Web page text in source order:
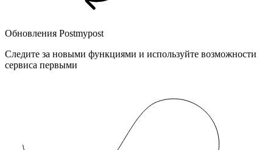
Обновления Postmypost
Следите за новыми функциями и используйте возможности
сервиса первыми